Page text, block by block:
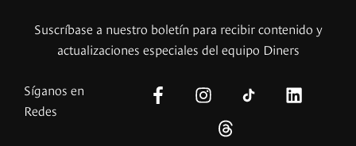
Suscríbase a nuestro boletín para recibir contenido y
actualizaciones especiales del equipo Diners
Síganos en
Redes